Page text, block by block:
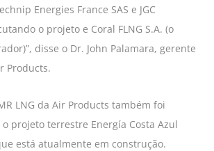
Energies France SAS e JGC
o projeto e Coral FLNG S.A. (o
disse o Dr. John Palamara, gerente
Products.
LNG da Air Products também foi
projeto terrestre Energía Costa Azul
está atualmente em construção.